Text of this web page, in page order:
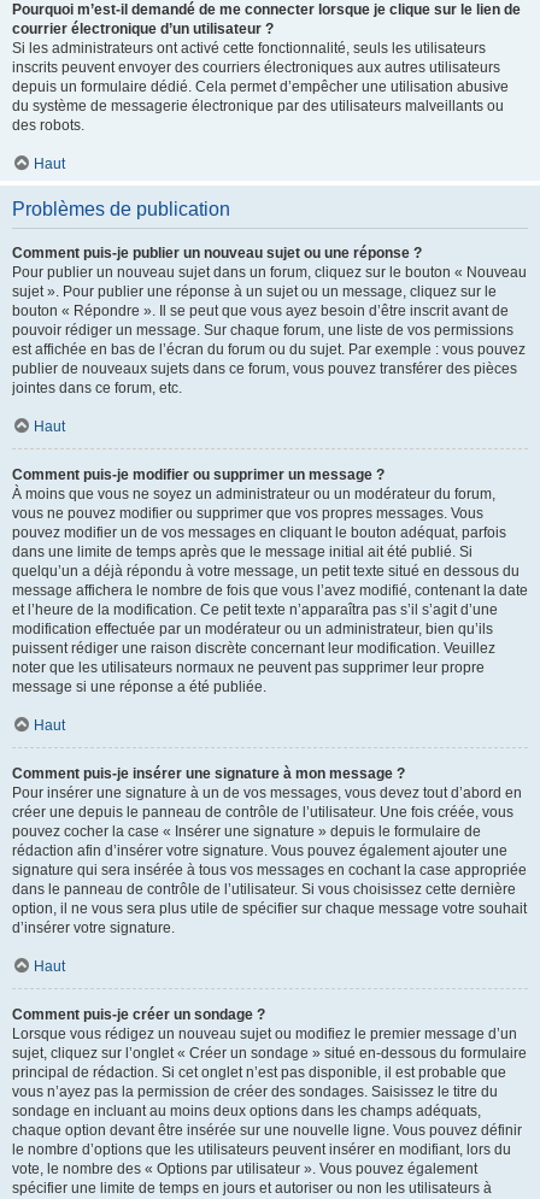
Pourquoi m’est-il demandé de me connecter lorsque je clique sur le lien de
courrier électronique d’un utilisateur ?
Si les administrateurs ont activé cette fonctionnalité, seuls les utilisateurs
inscrits peuvent envoyer des courriers électroniques aux autres utilisateurs
depuis un formulaire dédié. Cela permet d’empêcher une utilisation abusive
du système de messagerie électronique par des utilisateurs malveillants ou
des robots.
Haut
Problèmes de publication
Comment puis-je publier un nouveau sujet ou une réponse ?
Pour publier un nouveau sujet dans un forum, cliquez sur le bouton « Nouveau
sujet ». Pour publier une réponse à un sujet ou un message, cliquez sur le
bouton « Répondre ». Il se peut que vous ayez besoin d’être inscrit avant de
pouvoir rédiger un message. Sur chaque forum, une liste de vos permissions
est affichée en bas de l’écran du forum ou du sujet. Par exemple : vous pouvez
publier de nouveaux sujets dans ce forum, vous pouvez transférer des pièces
jointes dans ce forum, etc.
Haut
Comment puis-je modifier ou supprimer un message ?
À moins que vous ne soyez un administrateur ou un modérateur du forum,
vous ne pouvez modifier ou supprimer que vos propres messages. Vous
pouvez modifier un de vos messages en cliquant le bouton adéquat, parfois
dans une limite de temps après que le message initial ait été publié. Si
quelqu’un a déjà répondu à votre message, un petit texte situé en dessous du
message affichera le nombre de fois que vous l’avez modifié, contenant la date
et l’heure de la modification. Ce petit texte n’apparaîtra pas s’il s’agit d’une
modification effectuée par un modérateur ou un administrateur, bien qu’ils
puissent rédiger une raison discrète concernant leur modification. Veuillez
noter que les utilisateurs normaux ne peuvent pas supprimer leur propre
message si une réponse a été publiée.
Haut
Comment puis-je insérer une signature à mon message ?
Pour insérer une signature à un de vos messages, vous devez tout d’abord en
créer une depuis le panneau de contrôle de l’utilisateur. Une fois créée, vous
pouvez cocher la case « Insérer une signature » depuis le formulaire de
rédaction afin d’insérer votre signature. Vous pouvez également ajouter une
signature qui sera insérée à tous vos messages en cochant la case appropriée
dans le panneau de contrôle de l’utilisateur. Si vous choisissez cette dernière
option, il ne vous sera plus utile de spécifier sur chaque message votre souhait
d’insérer votre signature.
Haut
Comment puis-je créer un sondage ?
Lorsque vous rédigez un nouveau sujet ou modifiez le premier message d’un
sujet, cliquez sur l’onglet « Créer un sondage » situé en-dessous du formulaire
principal de rédaction. Si cet onglet n’est pas disponible, il est probable que
vous n’ayez pas la permission de créer des sondages. Saisissez le titre du
sondage en incluant au moins deux options dans les champs adéquats,
chaque option devant être insérée sur une nouvelle ligne. Vous pouvez définir
le nombre d’options que les utilisateurs peuvent insérer en modifiant, lors du
vote, le nombre des « Options par utilisateur ». Vous pouvez également
spécifier une limite de temps en jours et autoriser ou non les utilisateurs à